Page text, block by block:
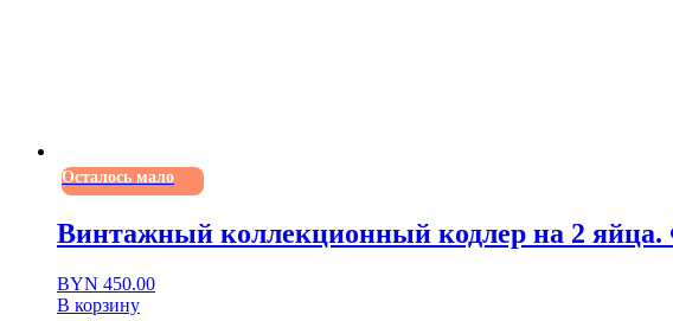
Осталось мало
Винтажный коллекционный кодлер на 2
BYN 450.00
В корзину